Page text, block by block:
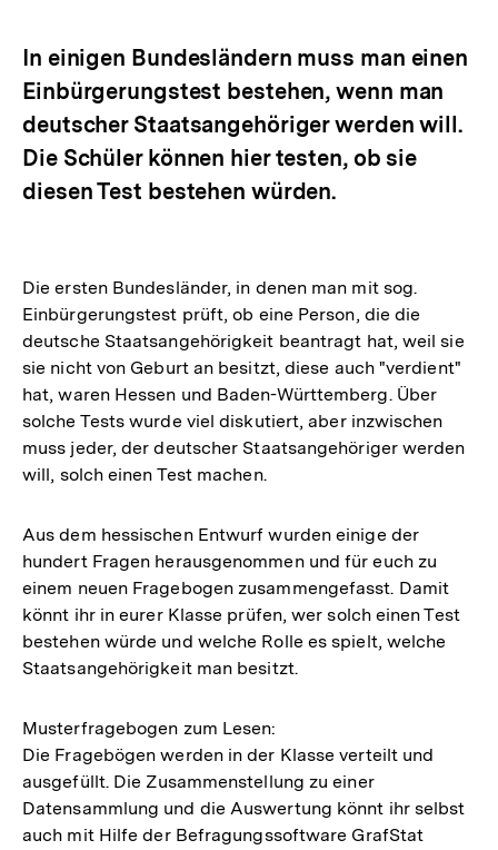
In einigen Bundesländern muss man einen
Einbürgerungstest bestehen, wenn man
deutscher Staatsangehöriger werden will.
Die Schüler können hier testen, ob sie
diesen Test bestehen würden.
Die ersten Bundesländer, in denen man mit sog.
Einbürgerungstest prüft, ob eine Person, die die
deutsche Staatsangehörigkeit beantragt hat, weil sie
sie nicht von Geburt an besitzt, diese auch "verdient"
hat, waren Hessen und Baden-Württemberg. Über
solche Tests wurde viel diskutiert, aber inzwischen
muss jeder, der deutscher Staatsangehöriger werden
will, solch einen Test machen.
Aus dem hessischen Entwurf wurden einige der
hundert Fragen herausgenommen und für euch zu
einem neuen Fragebogen zusammengefasst. Damit
könnt ihr in eurer Klasse prüfen, wer solch einen Test
bestehen würde und welche Rolle es spielt, welche
Staatsangehörigkeit man besitzt.
Musterfragebogen zum Lesen:
Die Fragebögen werden in der Klasse verteilt und
ausgefüllt. Die Zusammenstellung zu einer
Datensammlung und die Auswertung könnt ihr selbst
auch mit Hilfe der Befragungssoftware GrafStat